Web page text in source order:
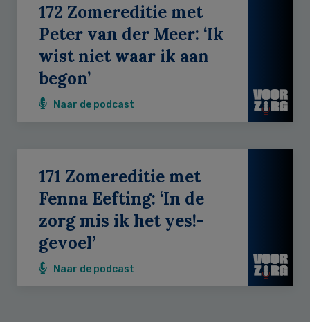
172 Zomereditie met
Peter van der Meer: ‘Ik
wist niet waar ik aan
begon’
Naar de podcast
171 Zomereditie met
Fenna Eefting: ‘In de
zorg mis ik het yes!-
gevoel’
Naar de podcast